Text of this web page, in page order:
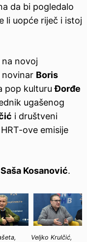
da bi pogledalo
li uopće riječ i istoj
novoj
novinar Boris
pop kulturuĐorđe
ugašenog
i društveni
ove emisije
Saša Kosanović.
Veljko Krulčić,